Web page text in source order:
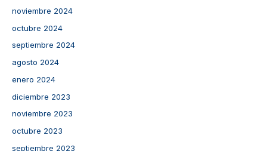
noviembre 2024
octubre 2024
septiembre 2024
agosto 2024
enero 2024
diciembre 2023
noviembre 2023
octubre 2023
septiembre 2023